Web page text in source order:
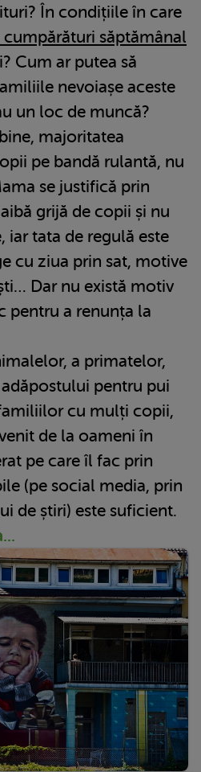
În condițiile în care
săptămânal
Cum ar putea să
nevoiașe aceste
un loc de muncă?
majoritatea
pe bandă rulantă, nu
se justifică prin
grijă de copii și nu
iar tata de regulă este
cu ziua prin sat, motive
Dar nu există motiv
pentru a renunța la
a primatelor,
pentru pui
cu mulți copii,
de la oameni în
pe care îl fac prin
(pe social media, prin
de știri) este suficient.